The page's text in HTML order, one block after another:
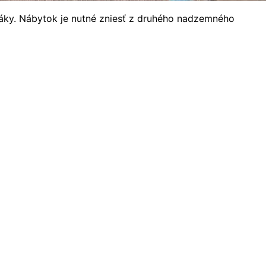
Nábytok je nutné zniesť z druhého nadzemného